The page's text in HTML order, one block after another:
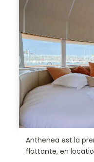
Anthenea est la
flottante, en